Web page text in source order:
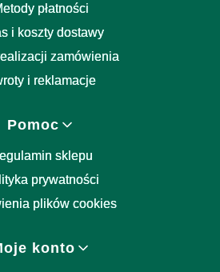
płatności
i koszty dostawy
zamówienia
i reklamacje
Pomoc
sklepu
prywatności
plików cookies
konto